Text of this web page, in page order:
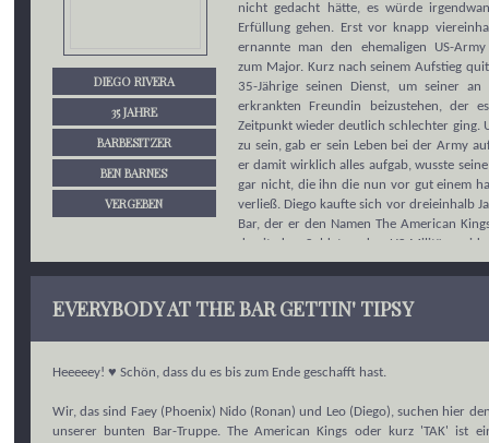
DIEGO RIVERA
35 JAHRE
BARBESITZER
BEN BARNES
VERGEBEN
nicht gedacht hätte, es würde
Erfüllung gehen. Erst vor knapp
ernannte man den ehemaligen US-Army
zum Major. Kurz nach seinem Aufstieg
35-Jährige seinen Dienst, um seiner an
erkrankten Freundin beizustehen, der
Zeitpunkt wieder deutlich schlechter ging.
zu sein, gab er sein Leben bei der Army
er damit wirklich alles aufgab, wusste
gar nicht, die ihn die nun vor gut einem
verließ. Diego kaufte sich vor dreieinhalb
Bar, der er den Namen The American
damit den Soldaten des US-Militärs
steht er mit wahnsinnig wenig Geld und
soll. Verzweifelt und ausgelaugt
einzulassen, der alles andere als legal ist.
EVERYBODY AT THE BAR GETTIN' TIPSY
Heeeeey! ♥ Schön, dass du es bis zum Ende geschafft hast.
Wir, das sind Faey (Phoenix) Nido (Ronan) und Leo (Diego), suchen hier
unserer bunten Bar-Truppe. The American Kings oder kurz 'TAK' ist